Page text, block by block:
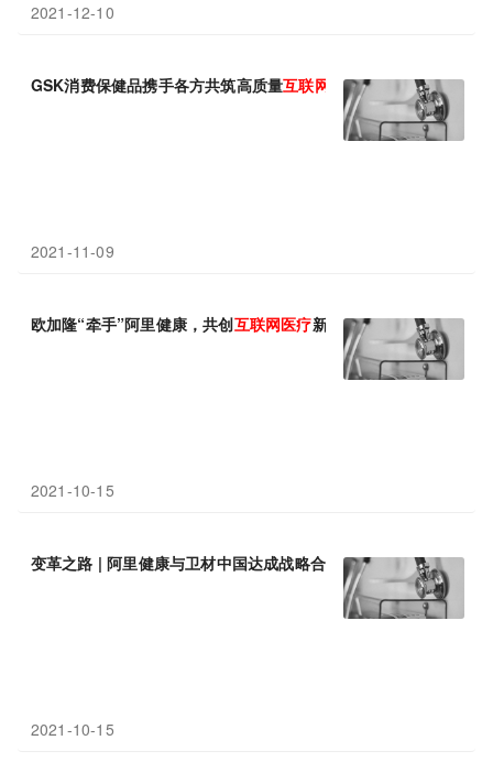
2021-12-10
GSK消费保健品携手各方共筑高质量互联网 健康科普生态圈
2021-11-09
欧加隆“牵手”阿里健康，共创互联网医疗新业态
2021-10-15
变革之路 | 阿里健康与卫材中国达成战略合作，共同探索互联网
2021-10-15